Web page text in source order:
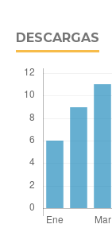
DESCARGAS